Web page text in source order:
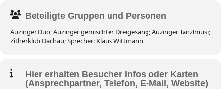
Beteiligte Gruppen und Personen
Auzinger Duo; Auzinger gemischter Dreigesang; Auzinger Tanzlmusi;
Zitherklub Dachau; Sprecher: Klaus Wittmann
Hier erhalten Besucher Infos oder Karten
(Ansprechpartner, Telefon, E-Mail, Website)